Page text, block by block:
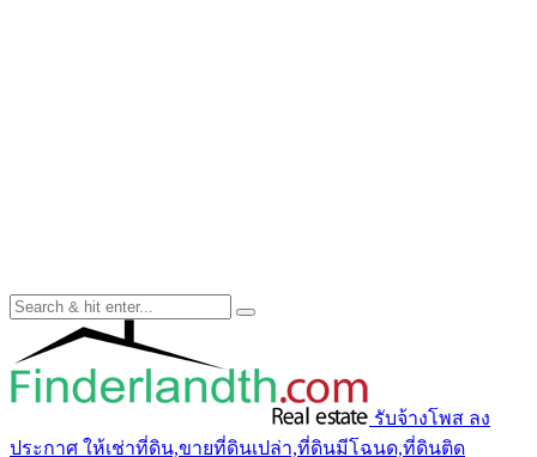
รับจ้างโพส ลง
ประกาศ ให้เช่าที่ดิน,ขายที่ดินเปล่า,ที่ดินมีโฉนด,ที่ดินติด